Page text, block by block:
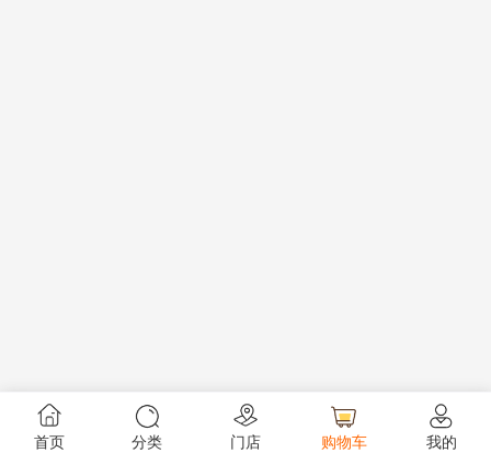
首页 分类 门店 购物车 我的